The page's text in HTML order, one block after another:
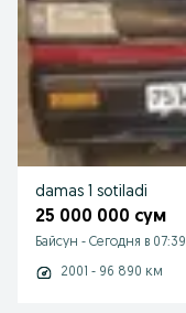
damas 1 sotiladi
25 000 000 сум
Байсун - Сегодня в 07:39
2001 - 96 890 км